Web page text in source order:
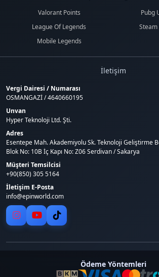
Valorant Points
Pubg
League Of Legends
Steam
Mobile Legends
İletişim
Vergi Dairesi / Numarası
OSMANGAZİ / 4640660195
Unvan
Hyper Teknoloji Ltd. Şti.
Adres
Esentepe Mah. Akademiyolu Sk. Teknoloji Geliştirme
Blok No: 10B İç Kapı No: Z06 Serdivan / Sakarya
Müşteri Temsilcisi
+90(850) 305 5164
İletişim E-Posta
info@epinworld.com
Ödeme Yöntemleri